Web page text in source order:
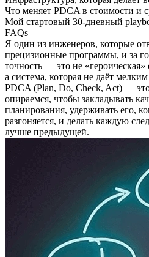
Что меняет PDCA в стоимости и
Мой стартовый 30-дневный
FAQs
Я один из инженеров, которые
прецизионные программы, и за
точность — это не «героическая»
а система, которая не даёт
PDCA (Plan, Do, Check, Act) —
опираемся, чтобы закладывать
планирования, удерживать его,
разгоняется, и делать каждую
лучше предыдущей.